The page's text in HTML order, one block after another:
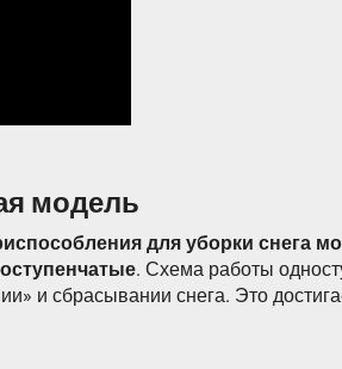
модель
для уборки снега
. Схема работы
и сбрасывании снега. Это